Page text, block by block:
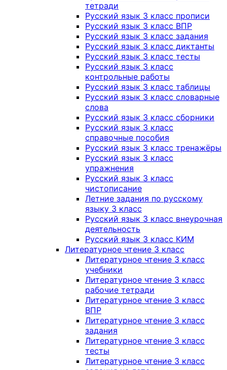
тетради
Русский язык 3 класс прописи
Русский язык 3 класс ВПР
Русский язык 3 класс задания
Русский язык 3 класс диктанты
Русский язык 3 класс тесты
Русский язык 3 класс
контрольные работы
Русский язык 3 класс таблицы
Русский язык 3 класс словарные
слова
Русский язык 3 класс сборники
Русский язык 3 класс
справочные пособия
Русский язык 3 класс тренажёры
Русский язык 3 класс
упражнения
Русский язык 3 класс
чистописание
Летние задания по русскому
языку 3 класс
Русский язык 3 класс внеурочная
деятельность
Русский язык 3 класс КИМ
Литературное чтение 3 класс
Литературное чтение 3 класс
учебники
Литературное чтение 3 класс
рабочие тетради
Литературное чтение 3 класс
ВПР
Литературное чтение 3 класс
задания
Литературное чтение 3 класс
тесты
Литературное чтение 3 класс